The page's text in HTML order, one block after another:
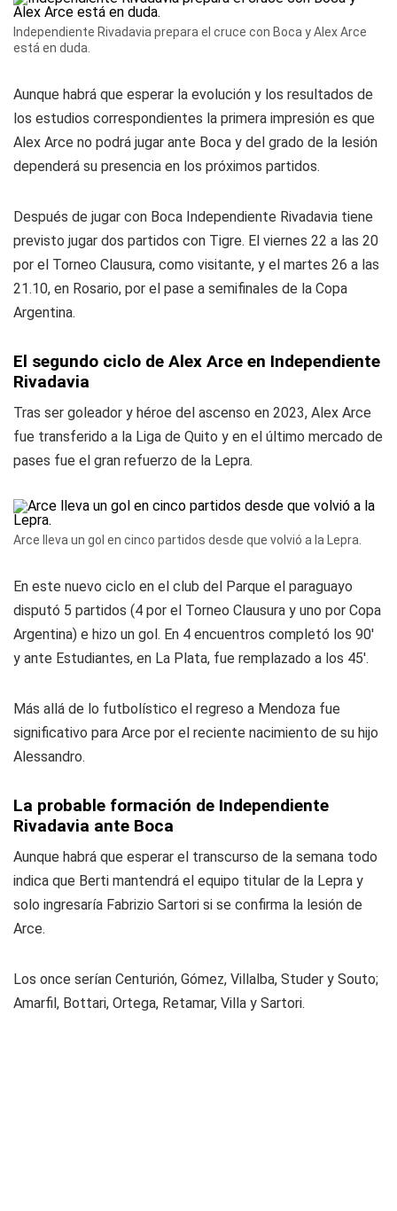
Independiente Rivadavia prepara el cruce con Boca y Alex Arce
está en duda.
Aunque habrá que esperar la evolución y los resultados de
los estudios correspondientes la primera impresión es que
Alex Arce no podrá jugar ante Boca y del grado de la lesión
dependerá su presencia en los próximos partidos.
Después de jugar con Boca Independiente Rivadavia tiene
previsto jugar dos partidos con Tigre. El viernes 22 a las 20
por el Torneo Clausura, como visitante, y el martes 26 a las
21.10, en Rosario, por el pase a semifinales de la Copa
Argentina.
El segundo ciclo de Alex Arce en Independiente
Rivadavia
Tras ser goleador y héroe del ascenso en 2023, Alex Arce
fue transferido a la Liga de Quito y en el último mercado de
pases fue el gran refuerzo de la Lepra.
Arce lleva un gol en cinco partidos desde que volvió a la Lepra.
En este nuevo ciclo en el club del Parque el paraguayo
disputó 5 partidos (4 por el Torneo Clausura y uno por Copa
Argentina) e hizo un gol. En 4 encuentros completó los 90'
y ante Estudiantes, en La Plata, fue remplazado a los 45'.
Más allá de lo futbolístico el regreso a Mendoza fue
significativo para Arce por el reciente nacimiento de su hijo
Alessandro.
La probable formación de Independiente
Rivadavia ante Boca
Aunque habrá que esperar el transcurso de la semana todo
indica que Berti mantendrá el equipo titular de la Lepra y
solo ingresaría Fabrizio Sartori si se confirma la lesión de
Arce.
Los once serían Centurión, Gómez, Villalba, Studer y Souto;
Amarfil, Bottari, Ortega, Retamar, Villa y Sartori.